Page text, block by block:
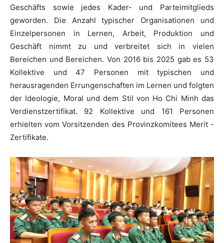
Geschäfts sowie jedes Kader- und Parteimitglieds
geworden. Die Anzahl typischer Organisationen und
Einzelpersonen in Lernen, Arbeit, Produktion und
Geschäft nimmt zu und verbreitet sich in vielen
Bereichen und Bereichen. Von 2016 bis 2025 gab es 53
Kollektive und 47 Personen mit typischen und
herausragenden Errungenschaften im Lernen und folgten
der Ideologie, Moral und dem Stil von Ho Chi Minh das
Verdienstzertifikat. 92 Kollektive und 161 Personen
erhielten vom Vorsitzenden des Provinzkomitees Merit -
Zertifikate.